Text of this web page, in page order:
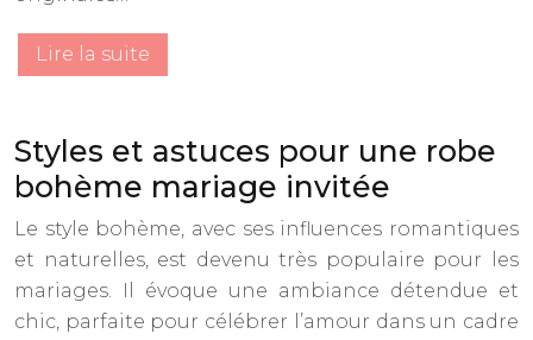
Lire la suite
Styles et astuces pour une robe
bohème mariage invitée
Le style bohème, avec ses influences romantiques
et naturelles, est devenu très populaire pour les
mariages. Il évoque une ambiance détendue et
chic, parfaite pour célébrer l’amour dans un cadre